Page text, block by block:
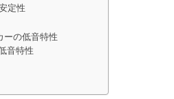
定性
ーの低音特性
音特性